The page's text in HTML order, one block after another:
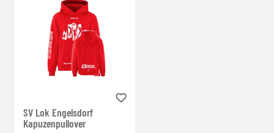
SV Lok Engelsdorf
Kapuzenpullover